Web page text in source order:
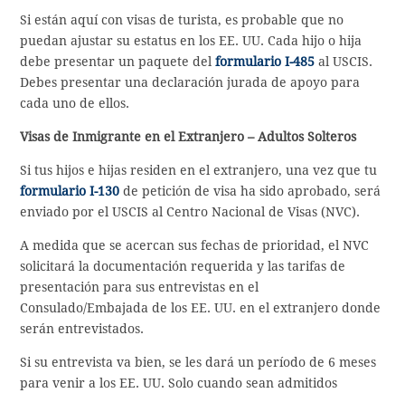
Si están aquí con visas de turista, es probable que no
puedan ajustar su estatus en los EE. UU. Cada hijo o hija
debe presentar un paquete delformulario I-485al USCIS.
Debes presentar una declaración jurada de apoyo para
cada uno de ellos.
Visas de Inmigrante en el Extranjero – Adultos Solteros
Si tus hijos e hijas residen en el extranjero, una vez que tu
formulario I-130de petición de visa ha sido aprobado, será
enviado por el USCIS al Centro Nacional de Visas (NVC).
A medida que se acercan sus fechas de prioridad, el NVC
solicitará la documentación requerida y las tarifas de
presentación para sus entrevistas en el
Consulado/Embajada de los EE. UU. en el extranjero donde
serán entrevistados.
Si su entrevista va bien, se les dará un período de 6 meses
para venir a los EE. UU. Solo cuando sean admitidos